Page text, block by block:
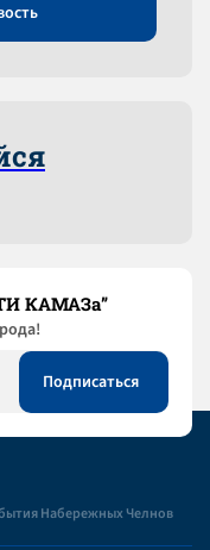
КАМАЗа”
Набережных Челнов